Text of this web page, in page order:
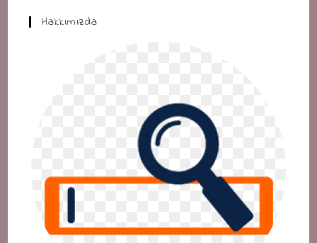
Hakkımızda